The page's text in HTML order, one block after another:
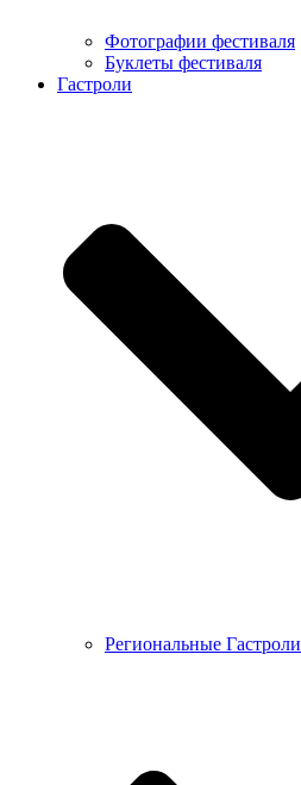
Фотографии фестиваля
Буклеты фестиваля
Гастроли
Региональные Гастроли